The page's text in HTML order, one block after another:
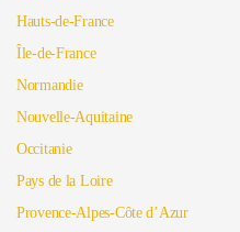
Hauts-de-France
Île-de-France
Normandie
Nouvelle-Aquitaine
Occitanie
Pays de la Loire
Provence-Alpes-Côte d’Azur